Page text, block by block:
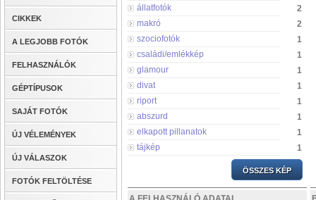
CIKKEK
A LEGJOBB FOTÓK
FELHASZNÁLÓK
GÉPTÍPUSOK
SAJÁT FOTÓK
ÚJ VÉLEMÉNYEK
ÚJ VÁLASZOK
FOTÓK FELTÖLTÉSE
állatfotók
2
makró
2
szociofotók
1
családi/emlékkép
1
glamour
1
divat
1
riport
1
abszurd
1
elkapott pillanatok
1
tájkép
1
ÖSSZES KÉP